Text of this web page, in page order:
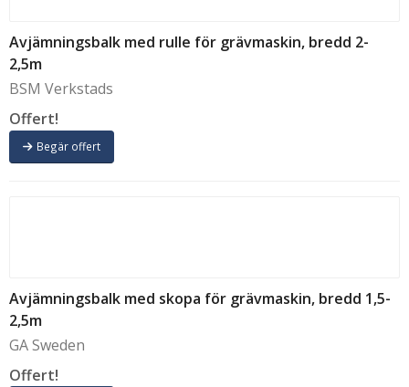
Avjämningsbalk med rulle för grävmaskin, bredd 2-
2,5m
BSM Verkstads
Offert!
Begär offert
Avjämningsbalk med skopa för grävmaskin, bredd 1,5-
2,5m
GA Sweden
Offert!